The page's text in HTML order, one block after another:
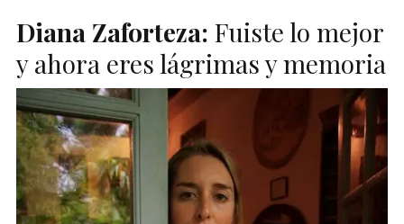
Diana Zaforteza: Fuiste lo mejor
y ahora eres lágrimas y memoria